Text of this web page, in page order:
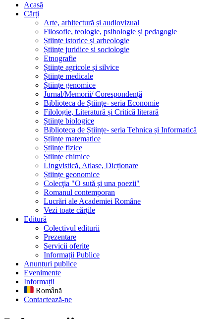
Acasă
Cărți
Arte, arhitectură și audiovizual
Filosofie, teologie, psihologie și pedagogie
Științe istorice și arheologie
Științe juridice si sociologie
Etnografie
Științe agricole și silvice
Științe medicale
Științe genomice
Jurnal/Memorii/ Corespondență
Biblioteca de Științe- seria Economie
Filologie, Literatură și Critică literară
Științe biologice
Biblioteca de Științe- seria Tehnica și Informatică
Științe matematice
Științe fizice
Științe chimice
Lingvistică, Atlase, Dicționare
Științe geonomice
Colecţia "O sută şi una poezii"
Romanul contemporan
Lucrări ale Academiei Române
Vezi toate cărțile
Editură
Colectivul editurii
Prezentare
Servicii oferite
Informații Publice
Anunțuri publice
Evenimente
Informații
Română
Contactează-ne